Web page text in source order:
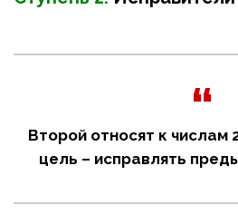
Второй относят к числам
цель – исправлять